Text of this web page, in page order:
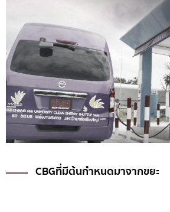
CBGที่มีต้นกำหนดมาจากขยะ